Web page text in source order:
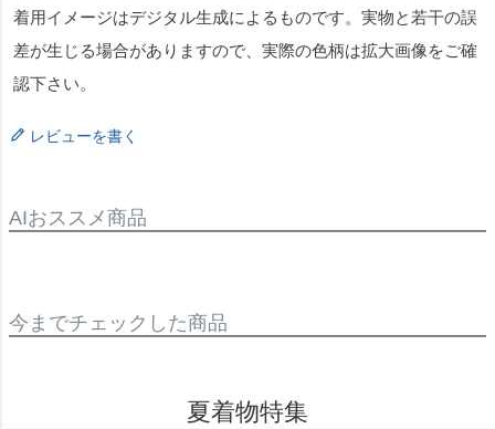
着用イメージはデジタル生成によるものです。実物と若干の誤
差が生じる場合がありますので、実際の色柄は拡大画像をご確
認下さい。
レビューを書く
AIおススメ商品
今までチェックした商品
夏着物特集